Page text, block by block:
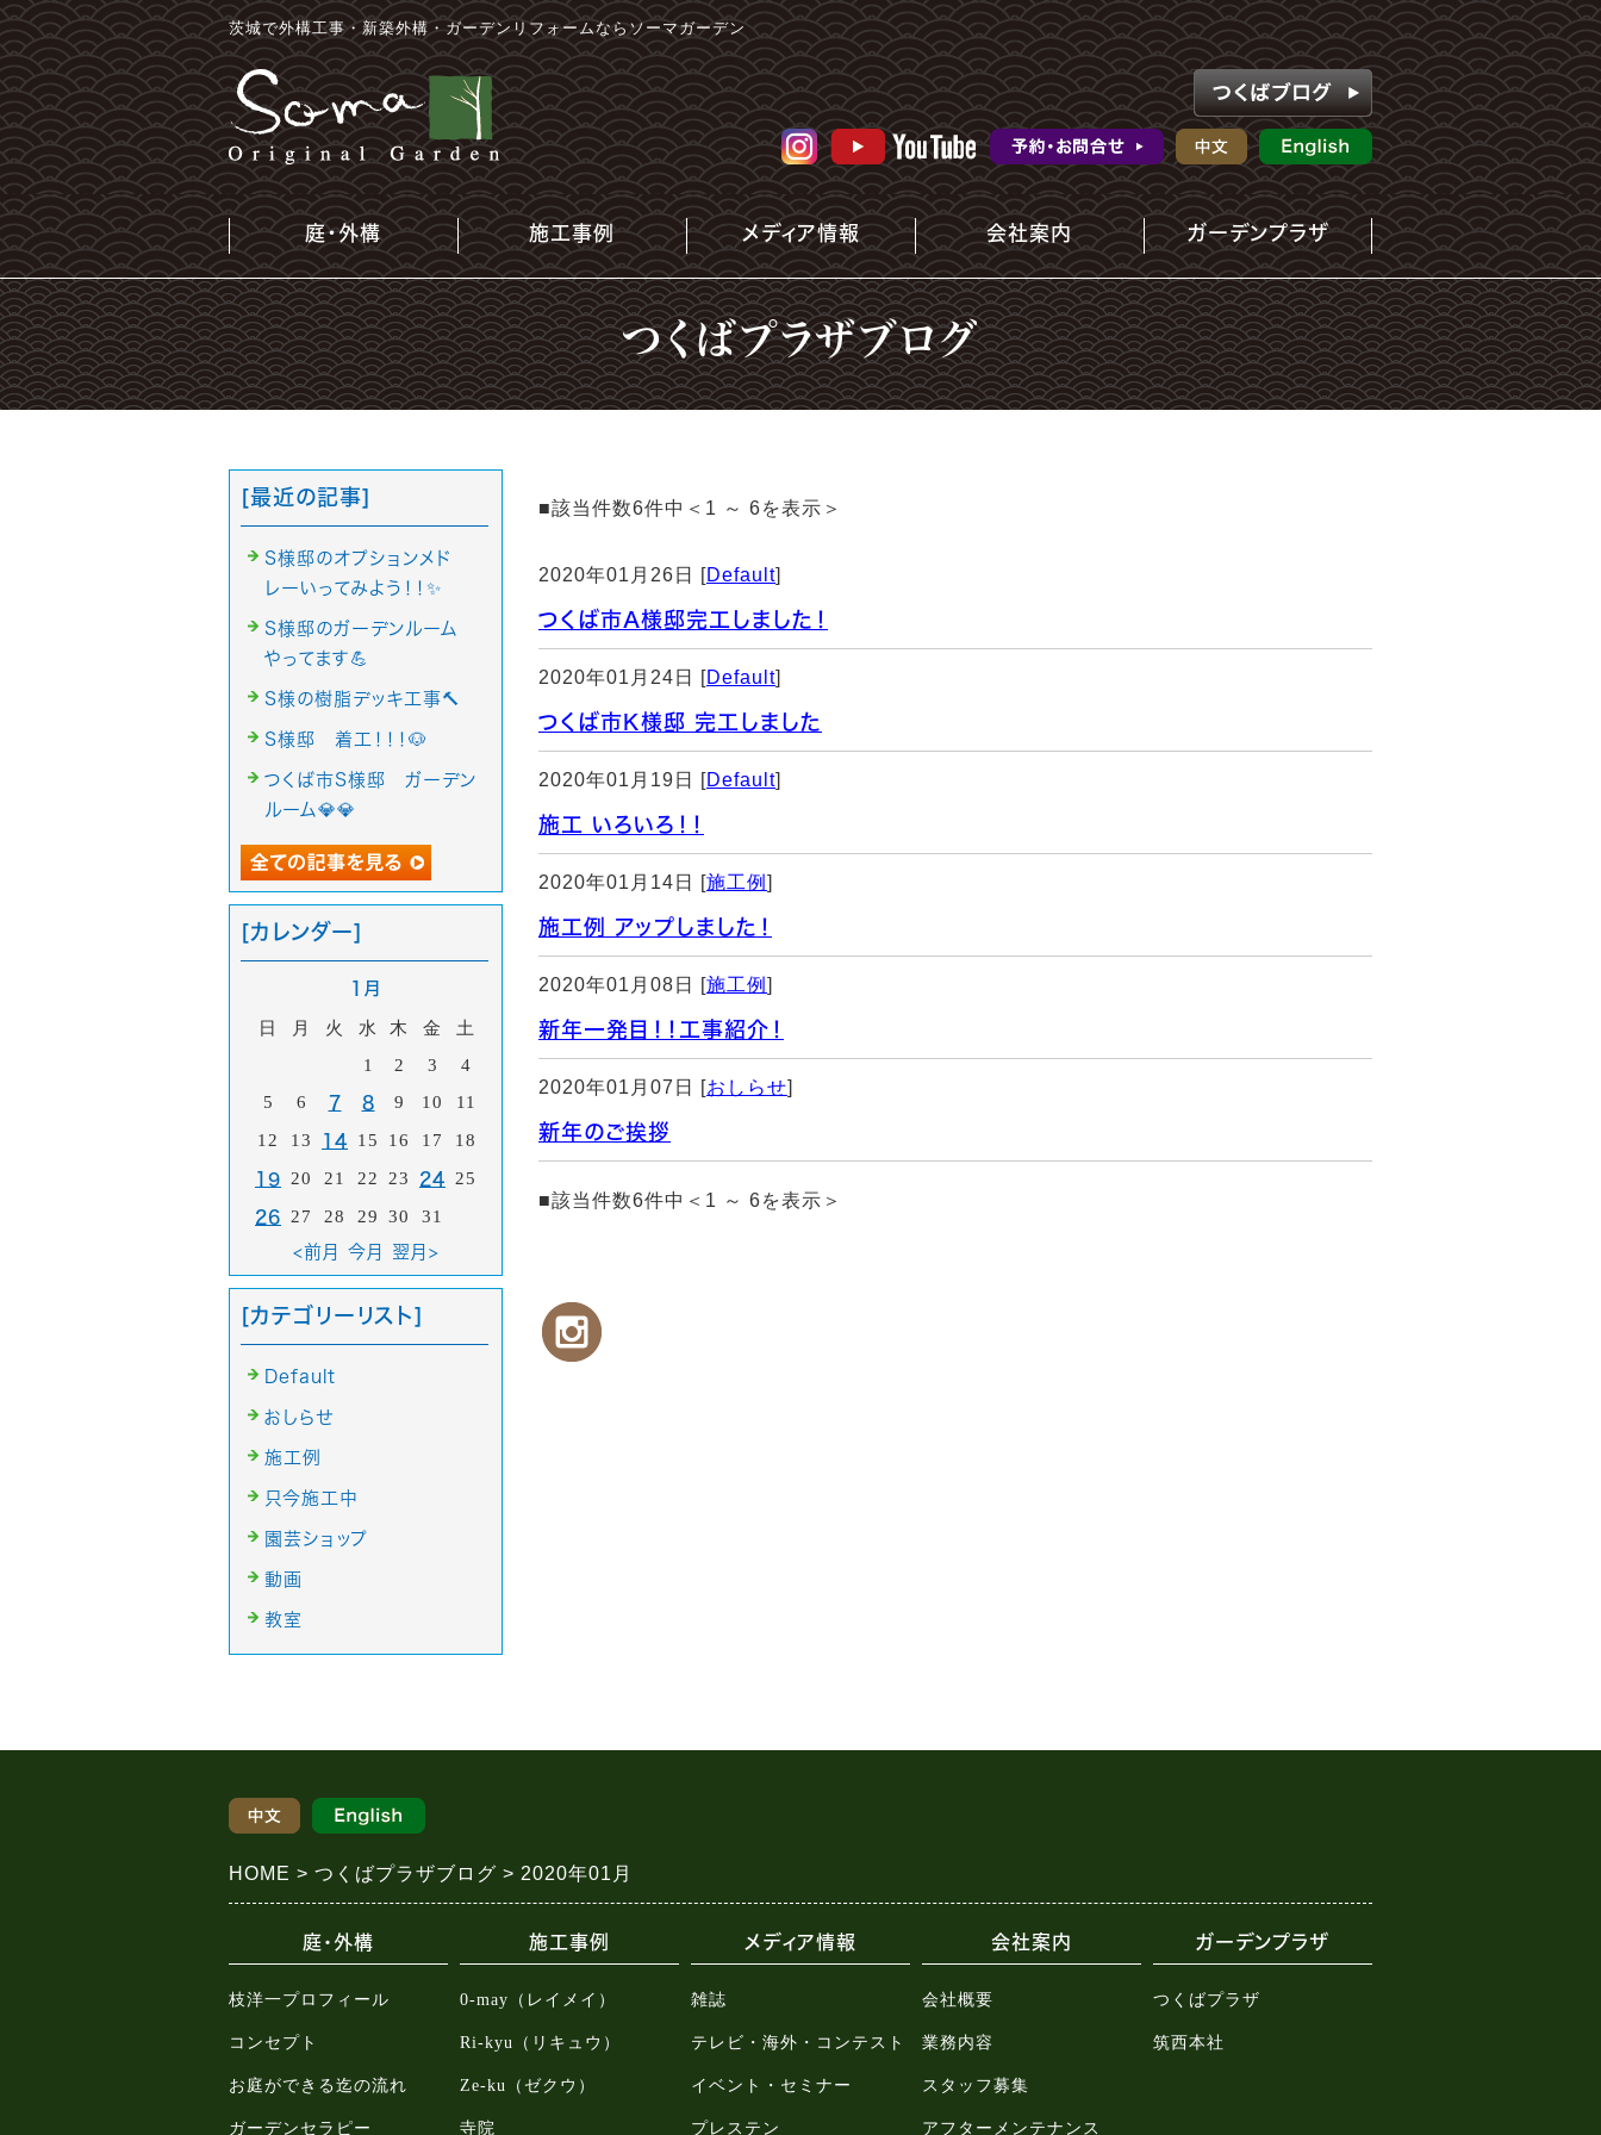
茨城で外構工事・新築外構・ガーデンリフォームならソーマガーデン
庭・外構 施工事例 メディア情報 会社案内 ガーデンプラザ
つくばプラザブログ
■該当件数6件中＜1 ～ 6を表示＞
2020年01月26日 [Default]
つくば市A様邸完工しました！
2020年01月24日 [Default]
つくば市K様邸 完工しました
2020年01月19日 [Default]
施工 いろいろ！！
2020年01月14日 [施工例 ]
施工例 アップしました！
2020年01月08日 [施工例 ]
新年一発目！！工事紹介！
2020年01月07日 [おしらせ]
新年のご挨拶
■該当件数6件中＜1 ～ 6を表示＞
[最近の記事]
S様邸のオプションメド
レーいってみよう！！✨
S様邸のガーデンルーム
やってます💪
S様の樹脂デッキ工事🔨
S様邸 着工！！！🐶
つくば市S様邸 ガーデン
ルーム💎💎
[カレンダー]
1月
日 月 火 水 木 金
土
1
2 3
4
5
6 7 8 9 10
11
12
13 14 15 16 17 18
19 20 21 22 23 24 25
26 27 28 29 30 31
<前月 今月 翌月>
[カテゴリーリスト]
Default
おしらせ
施工例
只今施工中
園芸ショップ
動画
教室
HOME つくばプラザブログ 2020年01月
庭・外構
枝洋一プロフィール
コンセプト
お庭ができる迄の流れ
ガーデンセラピー
施工事例
0-may（レイメイ）
Ri-kyu（リキュウ）
Ze-ku（ゼクウ）
寺院
メディア情報
雑誌
テレビ・海外・コンテスト
イベント・セミナー
プレステン
会社案内
会社概要
業務内容
スタッフ募集
アフターメンテナンス
ガーデンプラザ
つくばプラザ
筑西本社